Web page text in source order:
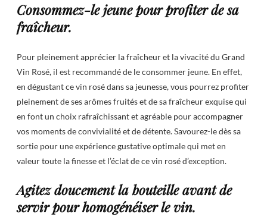
Consommez-le jeune pour profiter de sa
fraîcheur.
Pour pleinement apprécier la fraîcheur et la vivacité du Grand
Vin Rosé, il est recommandé de le consommer jeune. En effet,
en dégustant ce vin rosé dans sa jeunesse, vous pourrez profiter
pleinement de ses arômes fruités et de sa fraîcheur exquise qui
en font un choix rafraîchissant et agréable pour accompagner
vos moments de convivialité et de détente. Savourez-le dès sa
sortie pour une expérience gustative optimale qui met en
valeur toute la finesse et l’éclat de ce vin rosé d’exception.
Agitez doucement la bouteille avant de
servir pour homogénéiser le vin.